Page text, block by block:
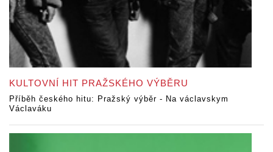
KULTOVNÍ HIT PRAŽSKÉHO VÝBĚRU
Příběh českého hitu: Pražský výběr - Na václavskym
Václaváku